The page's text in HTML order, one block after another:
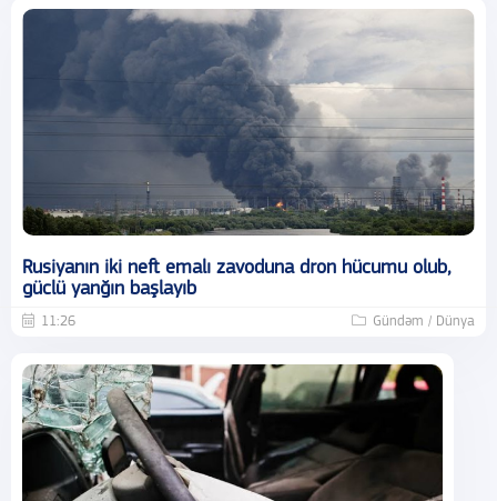
Rusiyanın iki neft emalı zavoduna dron hücumu olub,
güclü yanğın başlayıb
11:26 Gündəm / Dünya